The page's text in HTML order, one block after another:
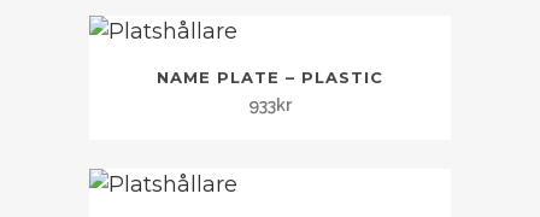
NAME PLATE – PLASTIC
933kr